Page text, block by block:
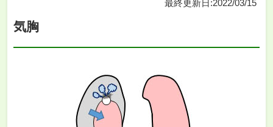
最終更新日:2022/03/15
気胸